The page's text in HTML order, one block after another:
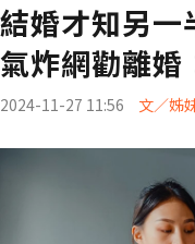
結婚才知另一
氣炸網勸離婚
2024-11-27 11:56 文／姊